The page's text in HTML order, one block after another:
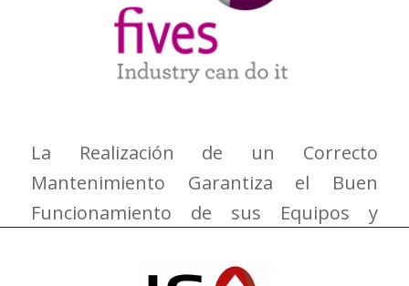
La Realización de un Correcto
Mantenimiento Garantiza el Buen
Funcionamiento de sus Equipos y
Innecesarias con su Consiguientes